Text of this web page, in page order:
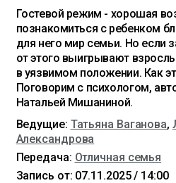
Гостевой режим - хорошая
познакомиться с ребенком
для него мир семьи. Но если
от этого выигрывают
в yязвимом положении. Как
Поговорим с психологом,
Натальей Мишаниной.
Ведущие: Татьяна Ваганова,
Александрова
Передача: Отличная семья
Запись от: 07.11.2025 / 14:00